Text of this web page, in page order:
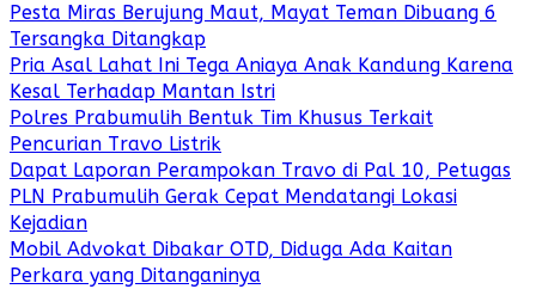
Pesta Miras Berujung Maut, Mayat Teman Dibuang 6
Tersangka Ditangkap
Pria Asal Lahat Ini Tega Aniaya Anak Kandung Karena
Kesal Terhadap Mantan Istri
Polres Prabumulih Bentuk Tim Khusus Terkait
Pencurian Travo Listrik
Dapat Laporan Perampokan Travo di Pal 10, Petugas
PLN Prabumulih Gerak Cepat Mendatangi Lokasi
Kejadian
Mobil Advokat Dibakar OTD, Diduga Ada Kaitan
Perkara yang Ditanganinya